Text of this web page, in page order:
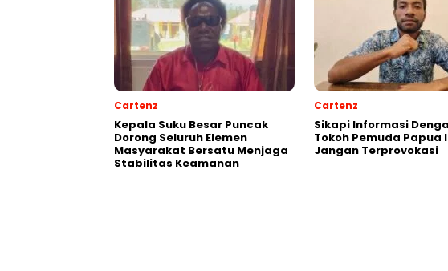
Cartenz
Kepala Suku Besar Puncak
Dorong Seluruh Elemen
Masyarakat Bersatu Menjaga
Stabilitas Keamanan
Cartenz
Sikapi Informasi
Tokoh Pemuda Papua
Jangan Terprovokasi